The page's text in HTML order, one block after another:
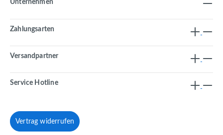
Unternehmen
Zahlungsarten
Versandpartner
Service Hotline
Vertrag widerrufen